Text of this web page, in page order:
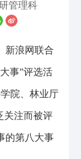
管理科
新浪网联合
事”评选活
院、林业厅
关注而被评
的第八大事